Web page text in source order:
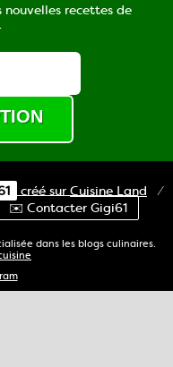
recettes de
créé sur Cuisine Land
⁄
✉️ Contacter Gigi61
dans les blogs culinaires.